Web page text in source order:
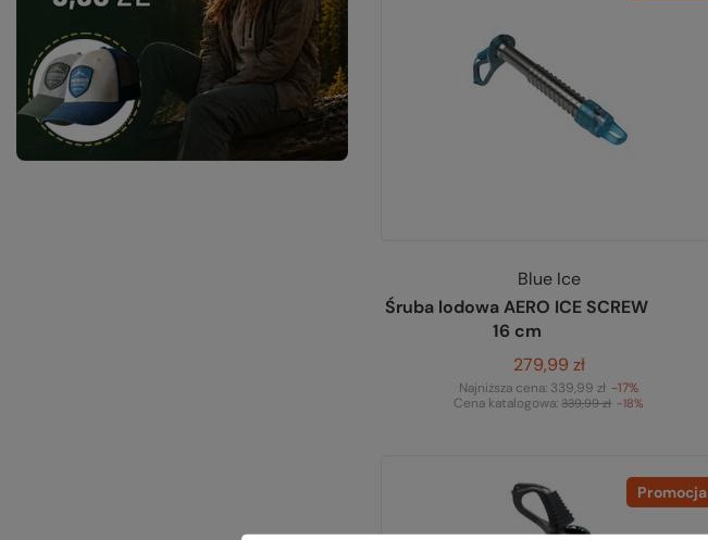
Blue Ice
Śruba lodowa AERO ICE SCREW
16 cm
279,99 zł
Najniższa cena: 339,99 zł -17%
Cena katalogowa:339,99 zł -18%
Promocja